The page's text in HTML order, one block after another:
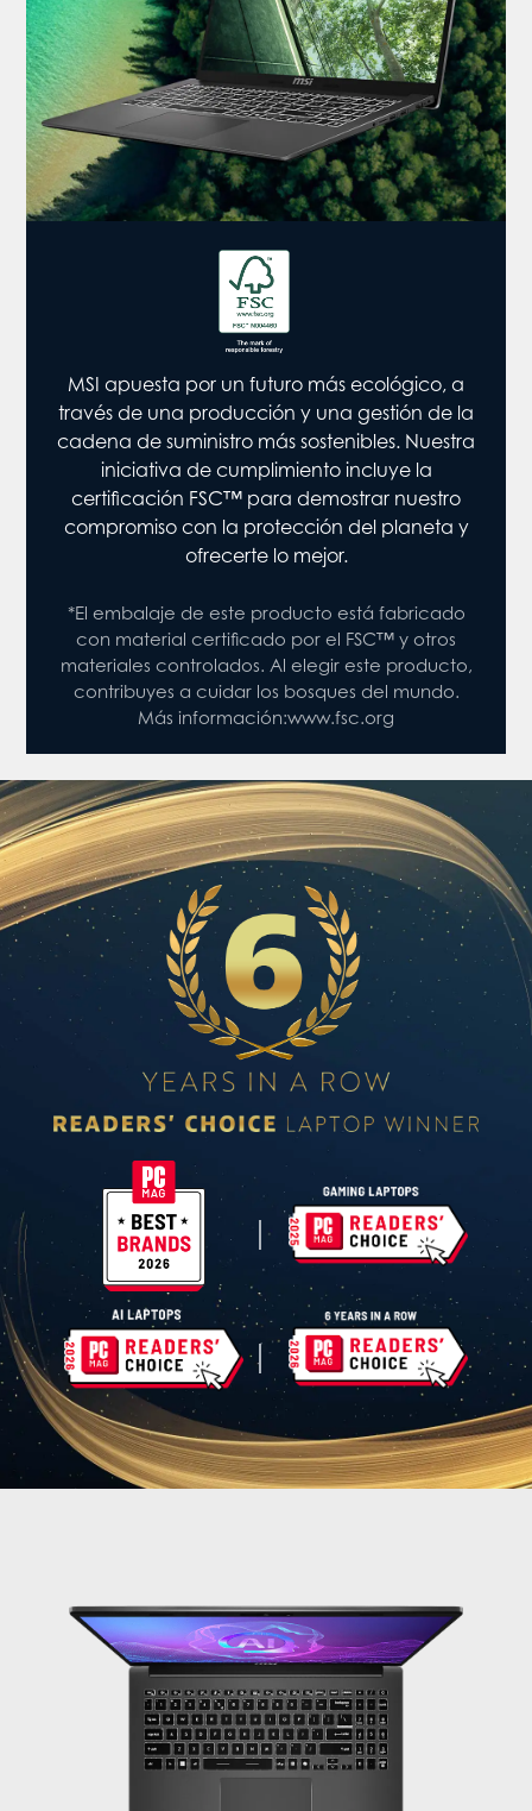
MSI apuesta por un futuro más ecológico, a
través de una producción y una gestión de la
cadena de suministro más sostenibles. Nuestra
iniciativa de cumplimiento incluye la
certificación FSC™ para demostrar nuestro
compromiso con la protección del planeta y
ofrecerte lo mejor.
*El embalaje de este producto está fabricado
con material certificado por el FSC™ y otros
materiales controlados. Al elegir este producto,
contribuyes a cuidar los bosques del mundo.
Más información:www.fsc.org